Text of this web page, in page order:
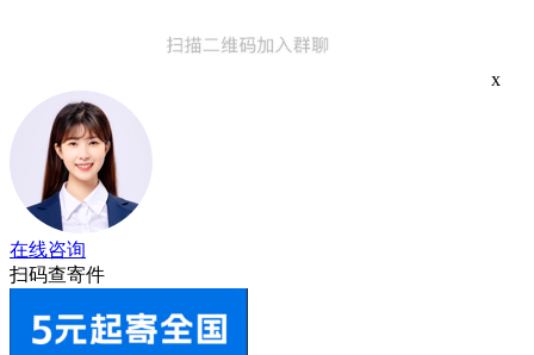
x
在线咨询
扫码查寄件